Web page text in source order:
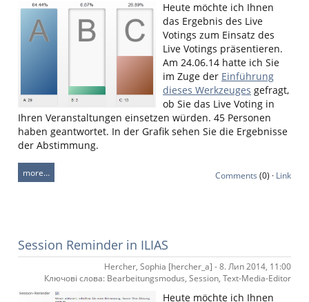
Heute möchte ich Ihnen
das Ergebnis des Live
Votings zum Einsatz des
Live Votings präsentieren.
Am 24.06.14 hatte ich Sie
im Zuge der Einführung
dieses Werkzeuges gefragt,
ob Sie das Live Voting in
Ihren Veranstaltungen einsetzen würden. 45 Personen
haben geantwortet. In der Grafik sehen Sie die Ergebnisse
der Abstimmung.
more… Comments (0) · Link
Session Reminder in ILIAS
Hercher, Sophia [hercher_a] - 8. Лип 2014, 11:00
Ключові слова: Bearbeitungsmodus, Session, Text-Media-Editor
Heute möchte ich Ihnen